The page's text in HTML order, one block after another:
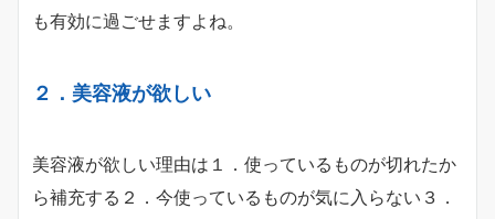
も有効に過ごせますよね。
２．美容液が欲しい
美容液が欲しい理由は１．使っているものが切れたか
ら補充する２．今使っているものが気に入らない３．